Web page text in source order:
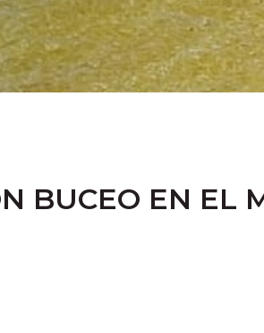
BUCEO EN EL